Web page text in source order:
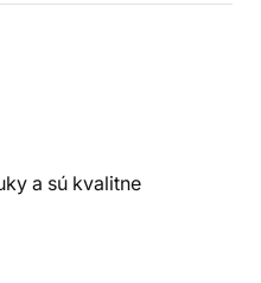
a sú kvalitne